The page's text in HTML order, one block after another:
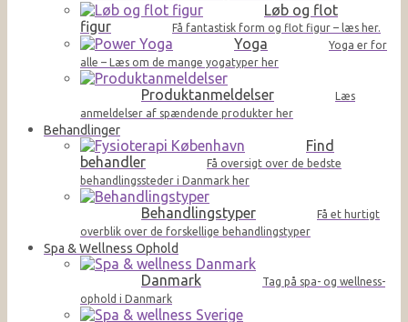
Løb og flot
figur
Få fantastisk form og flot figur – læs her.
Yoga
Yoga er for
alle – Læs om de mange yogatyper her
Produktanmeldelser
Læs
anmeldelser af spændende produkter her
Behandlinger
Find
behandler
Få oversigt over de bedste
behandlingssteder i Danmark her
Behandlingstyper
Få et hurtigt
overblik over de forskellige behandlingstyper
Spa & Wellness Ophold
Danmark
Tag på spa- og wellness-
ophold i Danmark